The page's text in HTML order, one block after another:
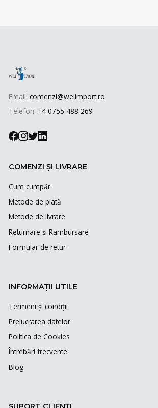
Email: comenzi@weiimport.ro
Telefon: +4 0755 488 269
COMENZI ȘI LIVRARE
Cum cumpăr
Metode de plată
Metode de livrare
Returnare și Rambursare
Formular de retur
INFORMAȚII UTILE
Termeni și condiții
Prelucrarea datelor
Politica de Cookies
Întrebări frecvente
Blog